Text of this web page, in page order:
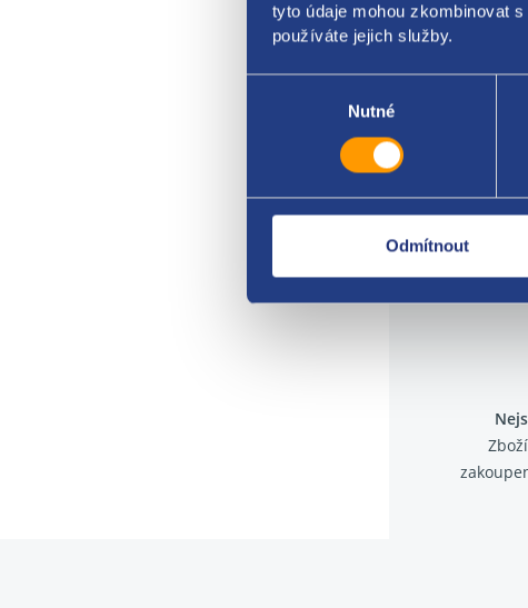
tyto údaje mohou zkombinovat
používáte jejich služby.
Nutné
Odmítnout